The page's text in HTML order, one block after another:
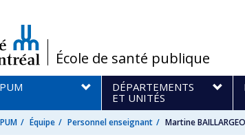
/École de santé publique
DÉPARTEMENTS
ET UNITÉS
Équipe Personnel enseignant Martine